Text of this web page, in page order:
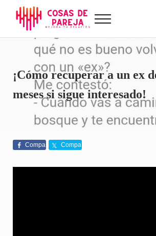
Saltar al contenido principal
Skip to after header navigation
Skip to site footer
Cosas de Pareja
Problemas de pareja, sexualidad, tests de amor...
Menu
¡Cómo recuperar a un ex
meses si sigue interesado!
Compa
Compa